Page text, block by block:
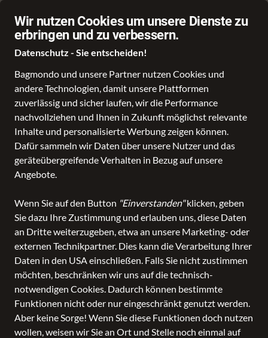
Wir nutzen Cookies um unsere Dienste zu
erbringen und zu verbessern.
Datenschutz - Sie entscheiden!
Bagmondo und unsere Partner nutzen Cookies und
andere Technologien, damit unsere Plattformen
zuverlässig und sicher laufen, wir die Performance
nachvollziehen und Ihnen in Zukunft möglichst relevante
Inhalte und personalisierte Werbung zeigen können.
Dafür sammeln wir Daten über unsere Nutzer und das
geräteübergreifende Verhalten in Bezug auf unsere
Angebote.
Wenn Sie auf den Button "Einverstanden"klicken, geben
Sie dazu Ihre Zustimmung und erlauben uns, diese Daten
an Dritte weiterzugeben, etwa an unsere Marketing- oder
externen Technikpartner. Dies kann die Verarbeitung Ihrer
Daten in den USA einschließen. Falls Sie nicht zustimmen
möchten, beschränken wir uns auf die technisch-
notwendigen Cookies. Dadurch können bestimmte
Funktionen nicht oder nur eingeschränkt genutzt werden.
Aber keine Sorge! Wenn Sie diese Funktionen doch nutzen
wollen, weisen wir Sie an Ort und Stelle noch einmal auf
Business
Sofisticato 1.0 Isadora Shopper Lhz